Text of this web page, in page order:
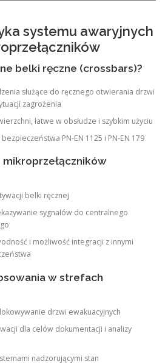
systemu awaryjnych
belki ręczne (crossbars)?
służące do ręcznego otwierania drzwi
zagrożenia
łatwe w obsłudze i szybkim użyciu
PN-EN 1125 i PN-EN 179
mikroprzełączników
belki ręcznej
sygnałów do centralnego
i możliwość integracji z innymi
w strefach
drzwi ewakuacyjnych
dla celów dokumentacji i analizy
nadzorującymi stan